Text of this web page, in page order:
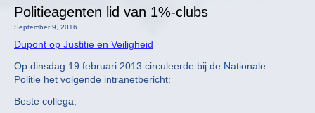
Politieagenten lid van 1%-clubs
September 9, 2016
Dupont op Justitie en Veiligheid
Op dinsdag 19 februari 2013 circuleerde bij de Nationale
Politie het volgende intranetbericht:
Beste collega,